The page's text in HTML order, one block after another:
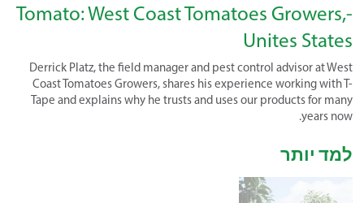
-Tomato: West Coast Tomatoes Growers,
Unites States
Derrick Platz, the field manager and pest control advisor at West
Coast Tomatoes Growers, shares his experience working with T-
Tape and explains why he trusts and uses our products for many
years now.
למד יותר